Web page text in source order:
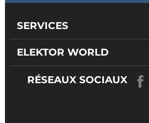
SERVICES
ELEKTOR WORLD
RÉSEAUX SOCIAUX